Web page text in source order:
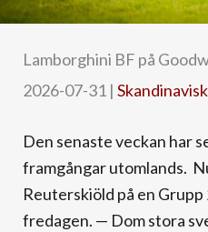
Lamborghini BF på
2026-07-31 |
Den senaste veckan har
framgångar utomlands.
Reuterskiöld på en Grupp
fredagen. — Dom stora